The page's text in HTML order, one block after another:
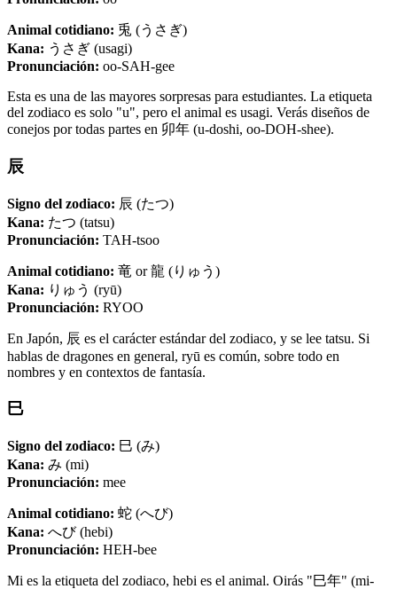
Animal cotidiano: 兎 (うさぎ)
Kana: うさぎ (usagi)
Pronunciación: oo-SAH-gee
Esta es una de las mayores sorpresas para estudiantes. La etiqueta
del zodiaco es solo "u", pero el animal es usagi. Verás diseños de
conejos por todas partes en 卯年 (u-doshi, oo-DOH-shee).
辰
Signo del zodiaco: 辰 (たつ)
Kana: たつ (tatsu)
Pronunciación: TAH-tsoo
Animal cotidiano: 竜 or 龍 (りゅう)
Kana: りゅう (ryū)
Pronunciación: RYOO
En Japón, 辰 es el carácter estándar del zodiaco, y se lee tatsu. Si
hablas de dragones en general, ryū es común, sobre todo en
nombres y en contextos de fantasía.
巳
Signo del zodiaco: 巳 (み)
Kana: み (mi)
Pronunciación: mee
Animal cotidiano: 蛇 (へび)
Kana: へび (hebi)
Pronunciación: HEH-bee
Mi es la etiqueta del zodiaco, hebi es el animal. Oirás "巳年" (mi-